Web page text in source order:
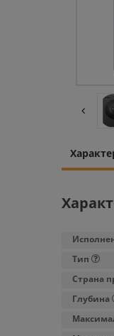
Тип
Страна
Глубина